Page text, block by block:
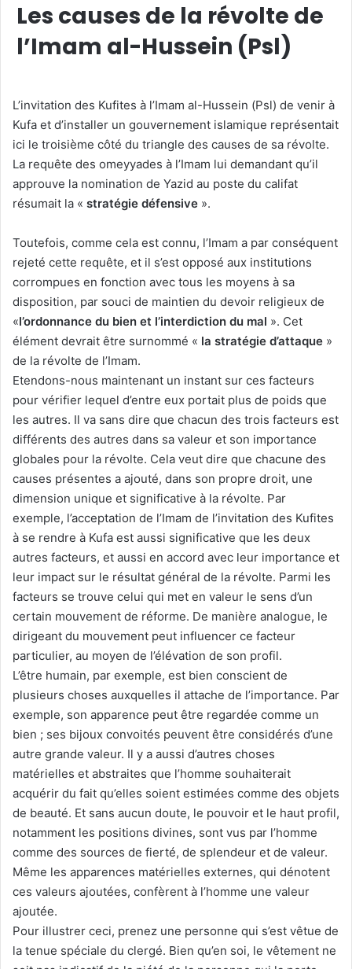
Les causes de la révolte de
l’Imam al-Hussein (Psl)
L’invitation des Kufites à l’Imam al-Hussein (Psl) de venir à
Kufa et d’installer un gouvernement islamique représentait
ici le troisième côté du triangle des causes de sa révolte.
La requête des omeyyades à l’Imam lui demandant qu’il
approuve la nomination de Yazid au poste du califat
résumait la « stratégie défensive ».
Toutefois, comme cela est connu, l’Imam a par conséquent
rejeté cette requête, et il s’est opposé aux institutions
corrompues en fonction avec tous les moyens à sa
disposition, par souci de maintien du devoir religieux de
«l’ordonnance du bien et l’interdiction du mal ». Cet
élément devrait être surnommé « la stratégie d’attaque »
de la révolte de l’Imam.
Etendons-nous maintenant un instant sur ces facteurs
pour vérifier lequel d’entre eux portait plus de poids que
les autres. Il va sans dire que chacun des trois facteurs est
différents des autres dans sa valeur et son importance
globales pour la révolte. Cela veut dire que chacune des
causes présentes a ajouté, dans son propre droit, une
dimension unique et significative à la révolte. Par
exemple, l’acceptation de l’Imam de l’invitation des Kufites
à se rendre à Kufa est aussi significative que les deux
autres facteurs, et aussi en accord avec leur importance et
leur impact sur le résultat général de la révolte. Parmi les
facteurs se trouve celui qui met en valeur le sens d’un
certain mouvement de réforme. De manière analogue, le
dirigeant du mouvement peut influencer ce facteur
particulier, au moyen de l’élévation de son profil.
L’être humain, par exemple, est bien conscient de
plusieurs choses auxquelles il attache de l’importance. Par
exemple, son apparence peut être regardée comme un
bien ; ses bijoux convoités peuvent être considérés d’une
autre grande valeur. Il y a aussi d’autres choses
matérielles et abstraites que l’homme souhaiterait
acquérir du fait qu’elles soient estimées comme des objets
de beauté. Et sans aucun doute, le pouvoir et le haut profil,
notamment les positions divines, sont vus par l’homme
comme des sources de fierté, de splendeur et de valeur.
Même les apparences matérielles externes, qui dénotent
ces valeurs ajoutées, confèrent à l’homme une valeur
ajoutée.
Pour illustrer ceci, prenez une personne qui s’est vêtue de
la tenue spéciale du clergé. Bien qu’en soi, le vêtement ne